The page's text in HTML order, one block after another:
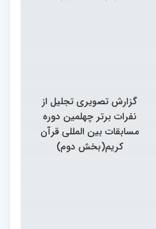
گزارش تصویری تجلیل از
نفرات برتر چهلمین دوره
مسابقات بین المللی قرآن
کریم(بخش دوم)